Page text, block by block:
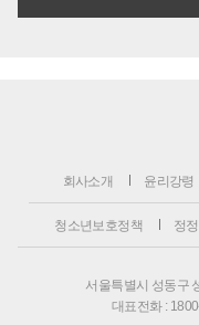
회사소개 윤리강령
청소년보호정책 정
서울특별시 성동구
대표전화 :